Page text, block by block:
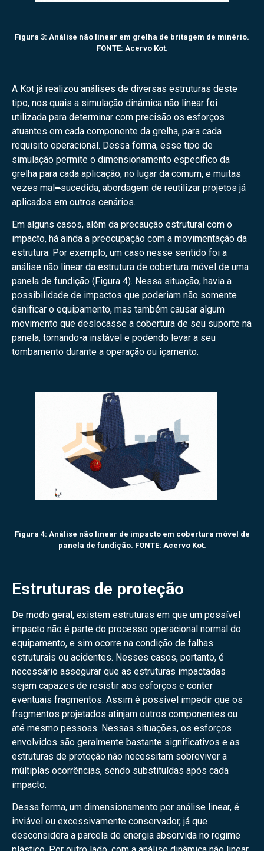
Figura 3: Análise não linear em grelha de britagem de minério.
FONTE: Acervo Kot.
A Kot já realizou análises de diversas estruturas deste
tipo, nos quais a simulação dinâmica não linear foi
utilizada para determinar com precisão os esforços
atuantes em cada componente da grelha, para cada
requisito operacional. Dessa forma, esse tipo de
simulação permite o dimensionamento específico da
grelha para cada aplicação, no lugar da comum, e muitas
vezes mal–sucedida, abordagem de reutilizar projetos já
aplicados em outros cenários.
Em alguns casos, além da precaução estrutural com o
impacto, há ainda a preocupação com a movimentação da
estrutura. Por exemplo, um caso nesse sentido foi a
análise não linear da estrutura de cobertura móvel de uma
panela de fundição (Figura 4). Nessa situação, havia a
possibilidade de impactos que poderiam não somente
danificar o equipamento, mas também causar algum
movimento que deslocasse a cobertura de seu suporte na
panela, tornando-a instável e podendo levar a seu
tombamento durante a operação ou içamento.
Figura 4: Análise não linear de impacto em cobertura móvel de
panela de fundição. FONTE: Acervo Kot.
Estruturas de proteção
De modo geral, existem estruturas em que um possível
impacto não é parte do processo operacional normal do
equipamento, e sim ocorre na condição de falhas
estruturais ou acidentes. Nesses casos, portanto, é
necessário assegurar que as estruturas impactadas
sejam capazes de resistir aos esforços e conter
eventuais fragmentos. Assim é possível impedir que os
fragmentos projetados atinjam outros componentes ou
até mesmo pessoas. Nessas situações, os esforços
envolvidos são geralmente bastante significativos e as
estruturas de proteção não necessitam sobreviver a
múltiplas ocorrências, sendo substituídas após cada
impacto.
Dessa forma, um dimensionamento por análise linear, é
inviável ou excessivamente conservador, já que
desconsidera a parcela de energia absorvida no regime